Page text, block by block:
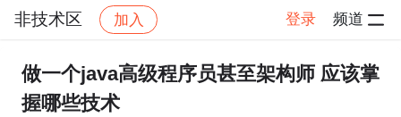
非技术区 加入 登录 频道
社区 非技术区 帖子详情
做一个java高级程序员甚至架构师 应该掌
握哪些技术